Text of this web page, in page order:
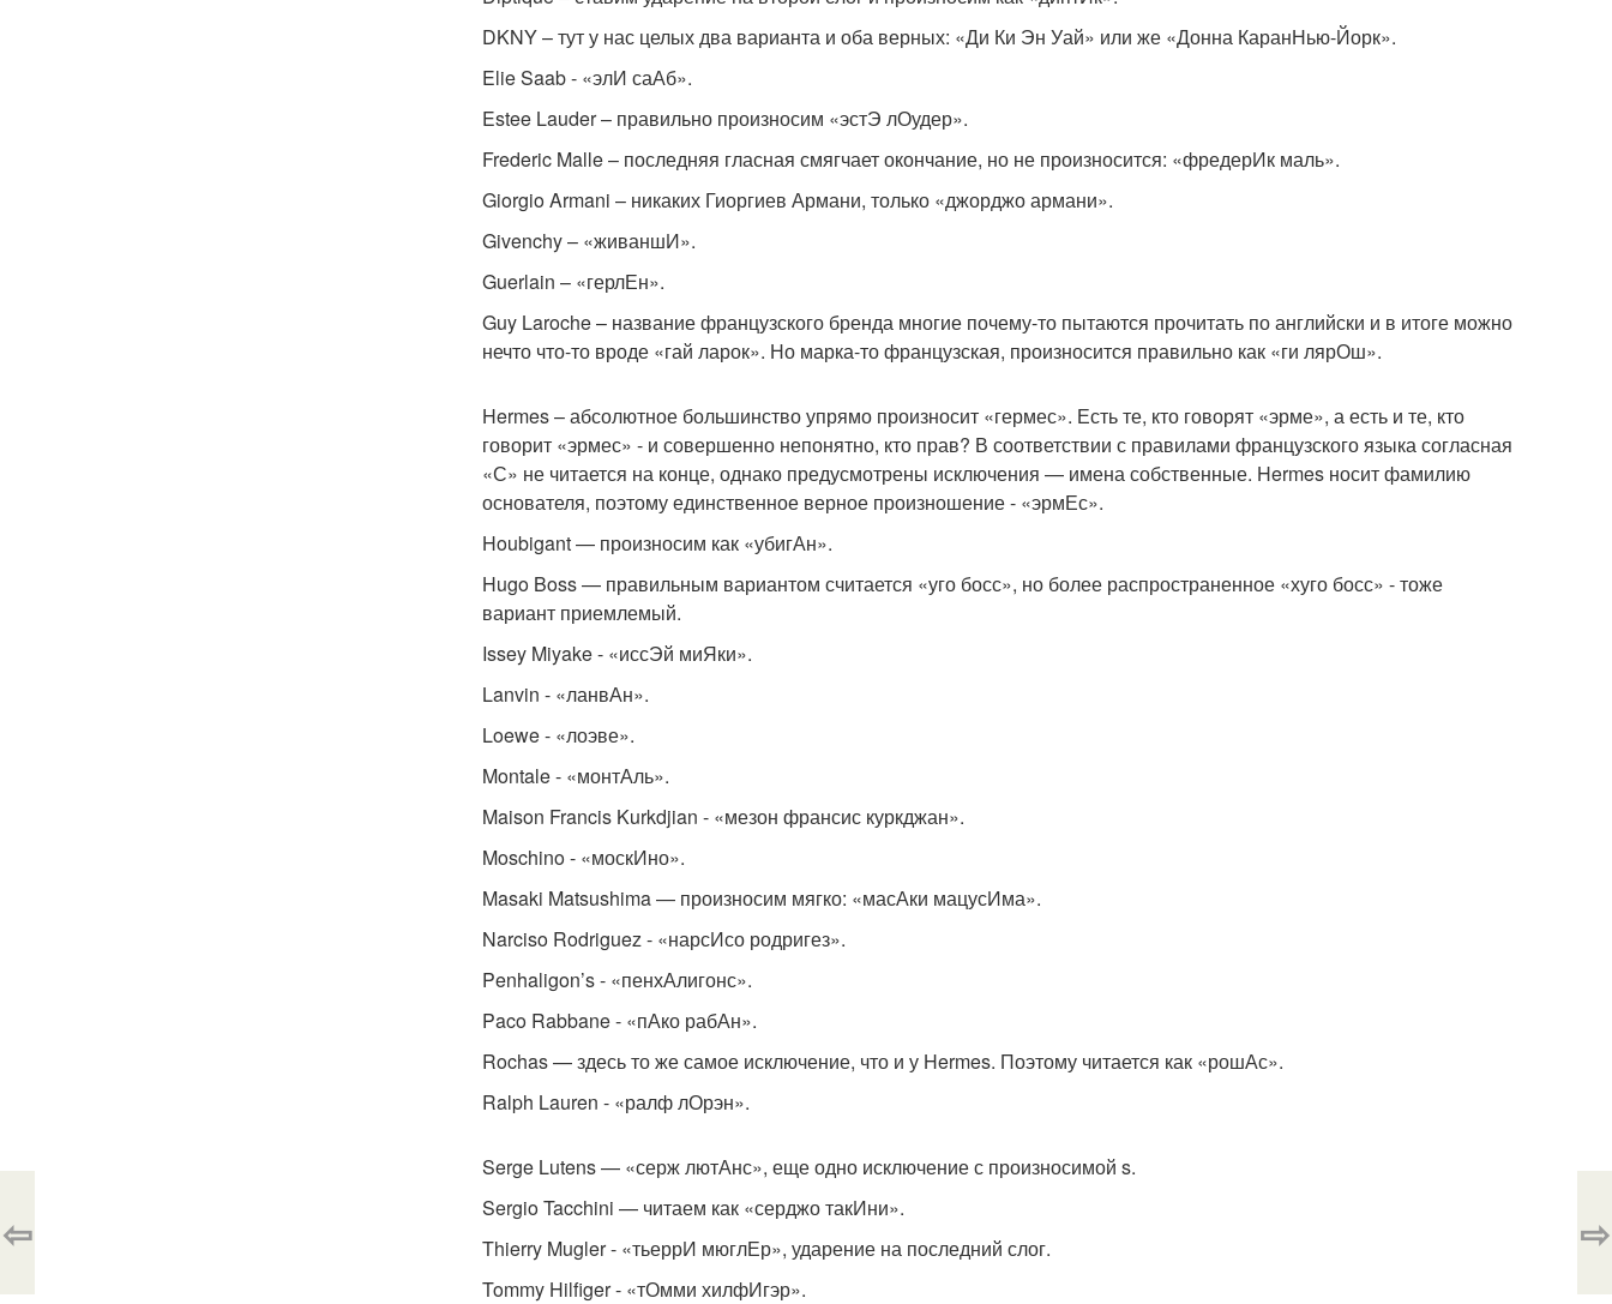
DKNY – тут у нас целых два варианта и оба верных: «Ди Ки Эн Уай» или же «Донна КаранНью-Йорк».
Elie Saab - «элИ саАб».
Estee Lauder – правильно произносим «эстЭ лОудер».
Frederic Malle – последняя гласная смягчает окончание, но не произносится: «фредерИк маль».
Giorgio Armani – никаких Гиоргиев Армани, только «джорджо армани».
Givenchy – «живаншИ».
Guerlain – «герлЕн».
Guy Laroche – название французского бренда многие почему-то пытаются прочитать по английски и в итоге можно
нечто что-то вроде «гай ларок». Но марка-то французская, произносится правильно как «ги лярОш».
Hermes – абсолютное большинство упрямо произносит «гермес». Есть те, кто говорят «эрме», а есть и те, кто
говорит «эрмес» - и совершенно непонятно, кто прав? В соответствии с правилами французского языка согласная
«С» не читается на конце, однако предусмотрены исключения — имена собственные. Hermes носит фамилию
основателя, поэтому единственное верное произношение - «эрмЕс».
Houbigant — произносим как «убигАн».
Hugo Boss — правильным вариантом считается «уго босс», но более распространенное «хуго босс» - тоже
вариант приемлемый.
Issey Miyake - «иссЭй миЯки».
Lanvin - «ланвАн».
Loewe - «лоэве».
Montale - «монтАль».
Maison Francis Kurkdjian - «мезон франсис куркджан».
Moschino - «москИно».
Masaki Matsushima — произносим мягко: «масАки мацусИма».
Narciso Rodriguez - «нарсИсо родригез».
Penhaligon’s - «пенхАлигонс».
Paco Rabbane - «пАко рабАн».
Rochas — здесь то же самое исключение, что и у Hermes. Поэтому читается как «рошАс».
Ralph Lauren - «ралф лОрэн».
Serge Lutens — «серж лютАнс», еще одно исключение с произносимой s.
Sergio Tacchini — читаем как «серджо такИни».
Thierry Mugler - «тьеррИ мюглЕр», ударение на последний слог.
Tommy Hilfiger - «тОмми хилфИгэр».
⇦ ⇨